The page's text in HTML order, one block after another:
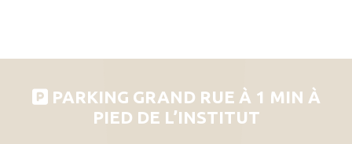
PARKING GRAND RUE À 1 MIN À
PIED DE L’INSTITUT